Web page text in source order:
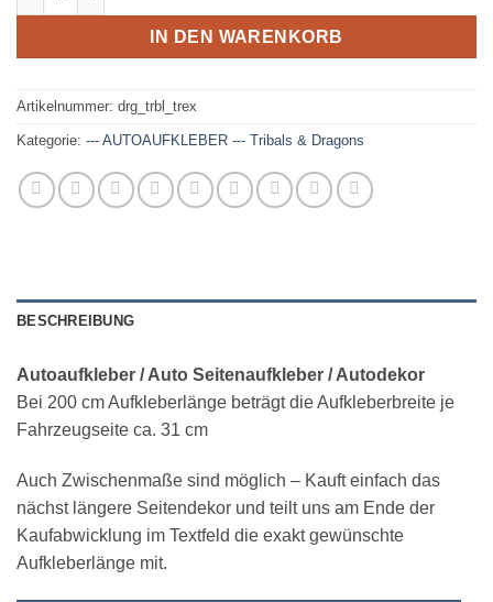
IN DEN WARENKORB
Artikelnummer: drg_trbl_trex
Kategorie: --- AUTOAUFKLEBER --- Tribals & Dragons
BESCHREIBUNG
Autoaufkleber / Auto Seitenaufkleber / Autodekor
Bei 200 cm Aufkleberlänge beträgt die Aufkleberbreite je
Fahrzeugseite ca. 31 cm
Auch Zwischenmaße sind möglich – Kauft einfach das
nächst längere Seitendekor und teilt uns am Ende der
Kaufabwicklung im Textfeld die exakt gewünschte
Aufkleberlänge mit.